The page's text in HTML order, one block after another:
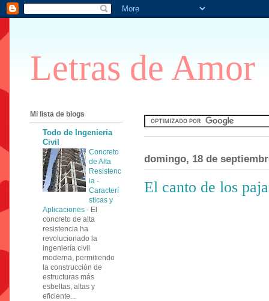
Letras de Amor
domingo, 18 de
El canto de los
Mi lista de blogs
Todo de Ingenieria
Civil
Concreto
de Alta
Resistenc
ia -
Caracterí
sticas y
Aplicaciones - El
concreto de alta
resistencia ha
revolucionado la
ingeniería civil
moderna, permitiendo
la construcción de
estructuras más
esbeltas, altas y
eficiente...